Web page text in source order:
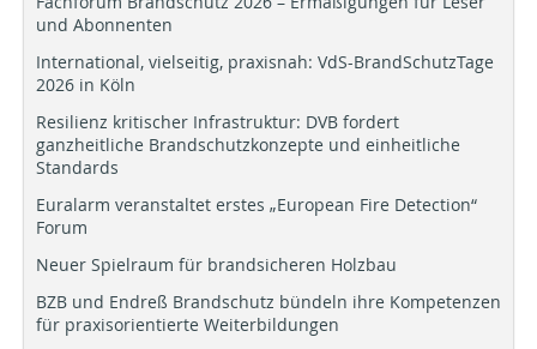
und Abonnenten
International, vielseitig, praxisnah: VdS-BrandSchutzTage
2026 in Köln
Resilienz kritischer Infrastruktur: DVB fordert
ganzheitliche Brandschutzkonzepte und einheitliche
Standards
Euralarm veranstaltet erstes „European Fire Detection“
Forum
Neuer Spielraum für brandsicheren Holzbau
BZB und Endreß Brandschutz bündeln ihre Kompetenzen
für praxisorientierte Weiterbildungen